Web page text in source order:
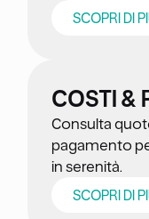
SCOPRI DI
COSTI &
Consulta
pagamento
in serenità.
SCOPRI DI